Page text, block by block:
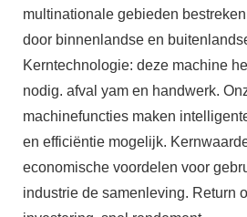
multinationale gebieden
door binnenlandse en
Kerntechnologie: deze machine
nodig. afval yam en handwerk.
machinefuncties maken
en efficiëntie mogelijk.
economische voordelen voor
industrie de samenleving. Return